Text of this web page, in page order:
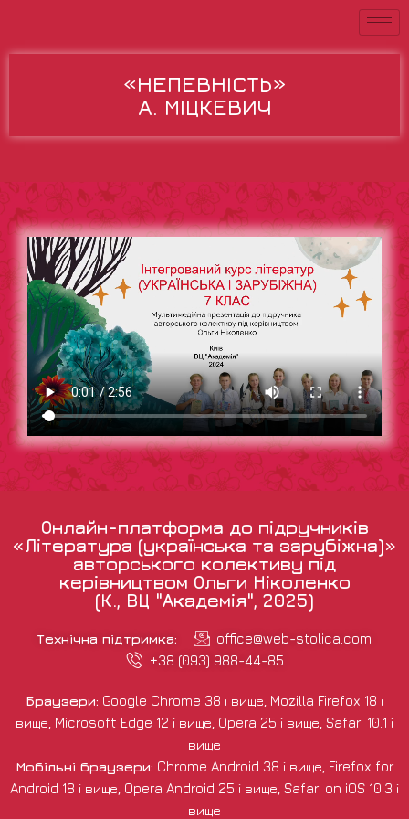
«НЕПЕВНІСТЬ»
А. МІЦКЕВИЧ
Онлайн-платформа до підручників
«Література (українська та зарубіжна)»
авторського колективу під
керівництвом Ольги Ніколенко
(К., ВЦ "Академія", 2025)
Технічна підтримка:
office@web-stolica.com
+38 (093) 988-44-85
Браузери: Google Chrome 38 і вище, Mozilla Firefox 18 і
вище, Microsoft Edge 12 і вище, Opera 25 і вище, Safari 10.1 і
вище
Мобільні браузери: Chrome Android 38 і вище, Firefox for
Android 18 і вище, Opera Android 25 і вище, Safari on iOS 10.3 і
вище